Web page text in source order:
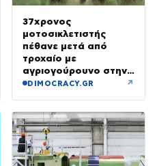
37χρονος
μοτοσικλετιστής
πέθανε μετά από
τροχαίο με
αγριογούρουνο στην
Εύβοια
DIMOCRACY.GR ↗